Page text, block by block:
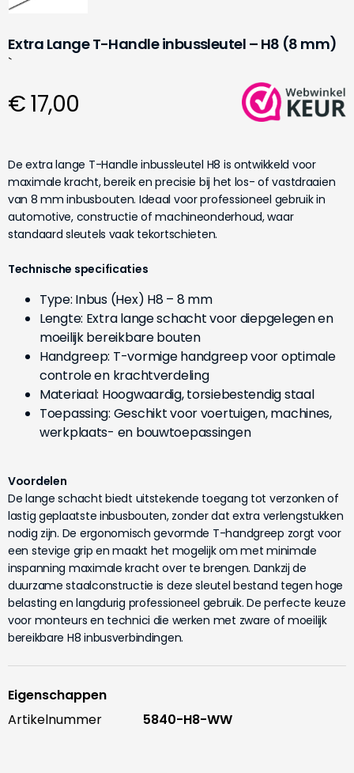
Extra Lange T-Handle inbussleutel – H8 (8 mm)
`
€ 17,00
De extra lange T-Handle inbussleutel H8 is ontwikkeld voor
maximale kracht, bereik en precisie bij het los- of vastdraaien
van 8 mm inbusbouten. Ideaal voor professioneel gebruik in
automotive, constructie of machineonderhoud, waar
standaard sleutels vaak tekortschieten.
Technische specificaties
Type: Inbus (Hex) H8 – 8 mm
Lengte: Extra lange schacht voor diepgelegen en
moeilijk bereikbare bouten
Handgreep: T-vormige handgreep voor optimale
controle en krachtverdeling
Materiaal: Hoogwaardig, torsiebestendig staal
Toepassing: Geschikt voor voertuigen, machines,
werkplaats- en bouwtoepassingen
Voordelen
De lange schacht biedt uitstekende toegang tot verzonken of
lastig geplaatste inbusbouten, zonder dat extra verlengstukken
nodig zijn. De ergonomisch gevormde T-handgreep zorgt voor
een stevige grip en maakt het mogelijk om met minimale
inspanning maximale kracht over te brengen. Dankzij de
duurzame staalconstructie is deze sleutel bestand tegen hoge
belasting en langdurig professioneel gebruik. De perfecte keuze
voor monteurs en technici die werken met zware of moeilijk
bereikbare H8 inbusverbindingen.
Eigenschappen
Artikelnummer
5840-H8-WW